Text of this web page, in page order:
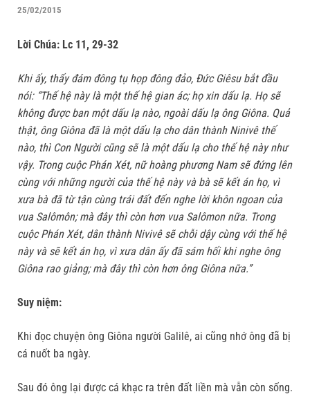
25/02/2015
Lời Chúa: Lc 11, 29-32
Khi ấy, thấy đám đông tụ họp đông đảo, Ðức Giêsu bắt đầu
nói: “Thế hệ này là một thế hệ gian ác; họ xin dấu lạ. Họ sẽ
không được ban một dấu lạ nào, ngoài dấu lạ ông Giôna. Quả
thật, ông Giôna đã là một dấu lạ cho dân thành Ninivê thế
nào, thì Con Người cũng sẽ là một dấu lạ cho thế hệ này như
vậy. Trong cuộc Phán Xét, nữ hoàng phương Nam sẽ đứng lên
cùng với những người của thế hệ này và bà sẽ kết án họ, vì
xưa bà đã từ tận cùng trái đất đến nghe lời khôn ngoan của
vua Salômôn; mà đây thì còn hơn vua Salômon nữa. Trong
cuộc Phán Xét, dân thành Nivivê sẽ chỗi dậy cùng với thế hệ
này và sẽ kết án họ, vì xưa dân ấy đã sám hối khi nghe ông
Giôna rao giảng; mà đây thì còn hơn ông Giôna nữa.”
Suy niệm:
Khi đọc chuyện ông Giôna người Galilê, ai cũng nhớ ông đã bị
cá nuốt ba ngày.
Sau đó ông lại được cá khạc ra trên đất liền mà vẫn còn sống.